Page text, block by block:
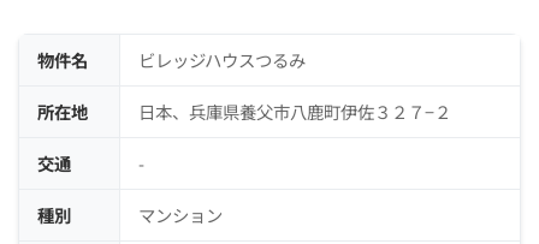
物件名 ビレッジハウスつるみ
所在地 日本、兵庫県養父市八鹿町伊佐３２７−２
交通 -
種別 マンション